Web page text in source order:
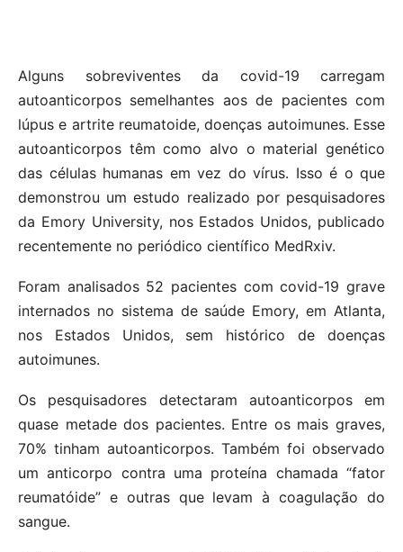
Alguns sobreviventes da covid-19 carregam
autoanticorpos semelhantes aos de pacientes com
lúpus e artrite reumatoide, doenças autoimunes. Esse
autoanticorpos têm como alvo o material genético
das células humanas em vez do vírus. Isso é o que
demonstrou um estudo realizado por pesquisadores
da Emory University, nos Estados Unidos, publicado
recentemente no periódico científico MedRxiv.
Foram analisados 52 pacientes com covid-19 grave
internados no sistema de saúde Emory, em Atlanta,
nos Estados Unidos, sem histórico de doenças
autoimunes.
Os pesquisadores detectaram autoanticorpos em
quase metade dos pacientes. Entre os mais graves,
70% tinham autoanticorpos. Também foi observado
um anticorpo contra uma proteína chamada “fator
reumatóide” e outras que levam à coagulação do
sangue.